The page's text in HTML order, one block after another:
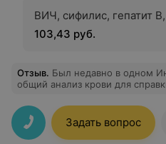
ВИЧ, сифилис, гепатит
103,43 руб.
Отзыв. Был недавно в одном
общий анализ крови для
обращаться.
Задать вопрос